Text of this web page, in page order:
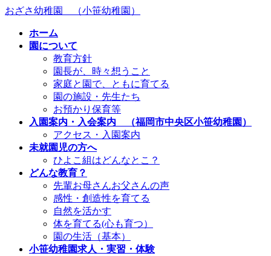
コ
ナ
おざさ幼稚園 （小笹幼稚園）
ホーム
園について
教育方針
園長が、時々想うこと
家庭と園で、ともに育てる
園の施設・先生たち
お預かり保育等
入園案内・入会案内 （福岡市中央区小笹幼稚園）
アクセス・入園案内
未就園児の方へ
ひよこ組はどんなとこ？
どんな教育？
先輩お母さんお父さんの声
感性・創造性を育てる
自然を活かす
体を育てる(心も育つ）
園の生活（基本）
小笹幼稚園求人・実習・体験